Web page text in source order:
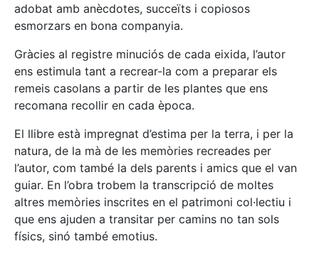
adobat amb anècdotes, succeïts i copiosos
esmorzars en bona companyia.
Gràcies al registre minuciós de cada eixida, l’autor
ens estimula tant a recrear-la com a preparar els
remeis casolans a partir de les plantes que ens
recomana recollir en cada època.
El llibre està impregnat d’estima per la terra, i per la
natura, de la mà de les memòries recreades per
l’autor, com també la dels parents i amics que el van
guiar. En l’obra trobem la transcripció de moltes
altres memòries inscrites en el patrimoni col·lectiu i
que ens ajuden a transitar per camins no tan sols
físics, sinó també emotius.